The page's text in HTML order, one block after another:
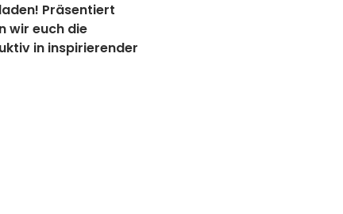
Präsentiert
wir euch die
in inspirierender